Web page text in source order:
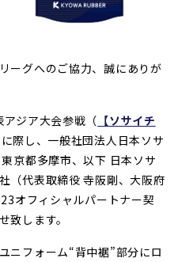
ーグへのご協力、誠にありが
ジア大会参戦（ 【ソサイチ
際し、 一般社団法人日本ソサ
京都多摩市、以下 日本ソサ
（代表取締役 寺阪剛、大阪府
オフィシャルパートナー契
致します。
ニフォーム“背中裾”部分にロ